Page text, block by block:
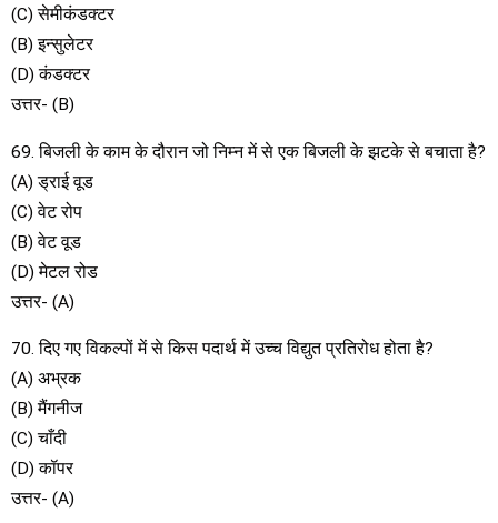
(C) सेमीकंडक्टर
(B) इन्सुलेटर
(D) कंडक्टर
उत्तर- (B)
69. बिजली के काम के दौरान जो निम्न में से एक बिजली के झटके से बचाता है?
(A) ड्राई वूड
(C) वेट रोप
(B) वेट वूड
(D) मेटल रोड
उत्तर- (A)
70. दिए गए विकल्पों में से किस पदार्थ में उच्च विद्युत प्रतिरोध होता है?
(A) अभ्रक
(B) मैंगनीज
(C) चाँदी
(D) कॉपर
उत्तर- (A)